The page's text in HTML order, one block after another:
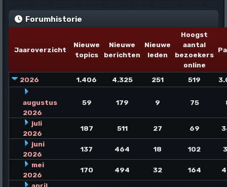
Forumhistorie
Jaaroverzicht
Nieuwe
topics
Nieuwe
berichten
Nieuwe
leden
Hoogst
aantal
bezoekers
online
2026 1.406 4.325 251 519
augustus
2026
59 179 9 75
juli
2026
187 511 27 69
juni
2026
137 464 18 102
mei
2026
170 494 32 164